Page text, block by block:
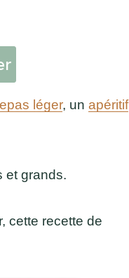
léger, un apéritif
et grands.
cette recette de